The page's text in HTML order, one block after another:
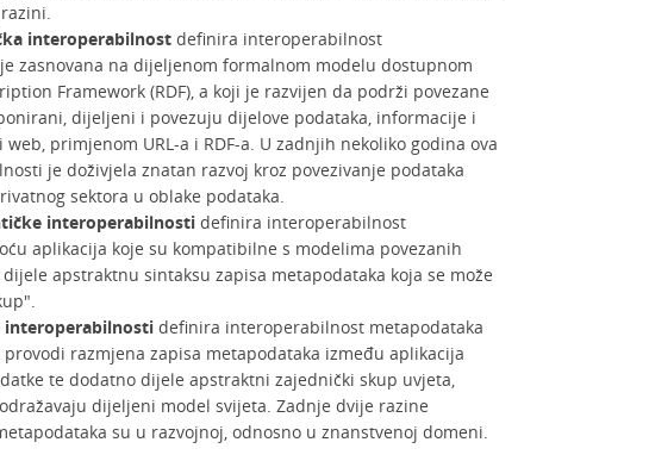
interoperabilnost definira interoperabilnost
zasnovana na dijeljenom formalnom modelu dostupnom
Framework (RDF), a koji je razvijen da podrži povezane
dijeljeni i povezuju dijelove podataka, informacije i
primjenom URL-a i RDF-a. U zadnjih nekoliko godina ova
je doživjela znatan razvoj kroz povezivanje podataka
sektora u oblake podataka.
interoperabilnosti definira interoperabilnost
aplikacija koje su kompatibilne s modelima povezanih
apstraktnu sintaksu zapisa metapodataka koja se može
interoperabilnosti definira interoperabilnost metapodataka
provodi razmjena zapisa metapodataka između aplikacija
te dodatno dijele apstraktni zajednički skup uvjeta,
dijeljeni model svijeta. Zadnje dvije razine
su u razvojnoj, odnosno u znanstvenoj domeni.